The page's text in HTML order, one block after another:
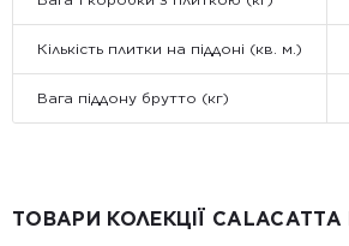
Кількість плитки на піддоні (кв. м.)
Вага піддону брутто (кг)
ТОВАРИ КОЛЕКЦІЇ CALACATTA